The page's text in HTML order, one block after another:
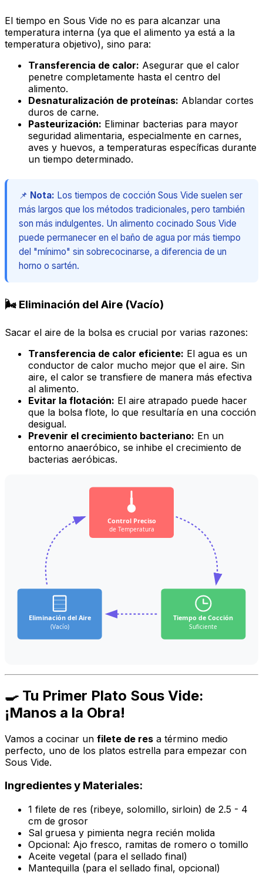
El tiempo en Sous Vide no es para alcanzar una
temperatura interna (ya que el alimento ya está a la
temperatura objetivo), sino para:
Transferencia de calor: Asegurar que el calor
penetre completamente hasta el centro del
alimento.
Desnaturalización de proteínas: Ablandar cortes
duros de carne.
Pasteurización: Eliminar bacterias para mayor
seguridad alimentaria, especialmente en carnes,
aves y huevos, a temperaturas específicas durante
un tiempo determinado.
📌 Nota: Los tiempos de cocción Sous Vide suelen ser
más largos que los métodos tradicionales, pero también
son más indulgentes. Un alimento cocinado Sous Vide
puede permanecer en el baño de agua por más tiempo
del "mínimo" sin sobrecocinarse, a diferencia de un
horno o sartén.
🌬️ Eliminación del Aire (Vacío)
Sacar el aire de la bolsa es crucial por varias razones:
Transferencia de calor eficiente: El agua es un
conductor de calor mucho mejor que el aire. Sin
aire, el calor se transfiere de manera más efectiva
al alimento.
Evitar la flotación: El aire atrapado puede hacer
que la bolsa flote, lo que resultaría en una cocción
desigual.
Prevenir el crecimiento bacteriano: En un
entorno anaeróbico, se inhibe el crecimiento de
bacterias aeróbicas.
Control Preciso
de Temperatura
Tiempo de Cocción
Suficiente
Eliminación del Aire
(Vacío)
🍳 Tu Primer Plato Sous Vide:
¡Manos a la Obra!
Vamos a cocinar un filete de res a término medio
perfecto, uno de los platos estrella para empezar con
Sous Vide.
Ingredientes y Materiales:
1 filete de res (ribeye, solomillo, sirloin) de 2.5 - 4
cm de grosor
Sal gruesa y pimienta negra recién molida
Opcional: Ajo fresco, ramitas de romero o tomillo
Aceite vegetal (para el sellado final)
Mantequilla (para el sellado final, opcional)